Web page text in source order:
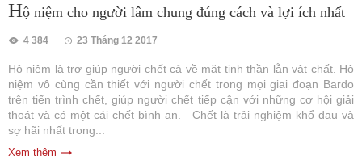
Hộ niệm cho người lâm chung đúng cách và lợi ích nhất
4 384 23 Tháng 12 2017
Hộ niệm là trợ giúp người chết cả về mặt tinh thần lẫn vật chất. Hộ
niệm vô cùng cần thiết với người chết trong mọi giai đoạn Bardo
trên tiến trình chết, giúp người chết tiếp cận với những cơ hội giải
thoát và có một cái chết bình an. Chết là trải nghiệm khổ đau và
sợ hãi nhất trong...
Xem thêm